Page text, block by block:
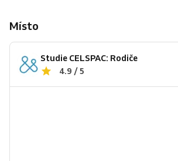
Místo
Studie CELSPAC: Rodiče
4.9 / 5